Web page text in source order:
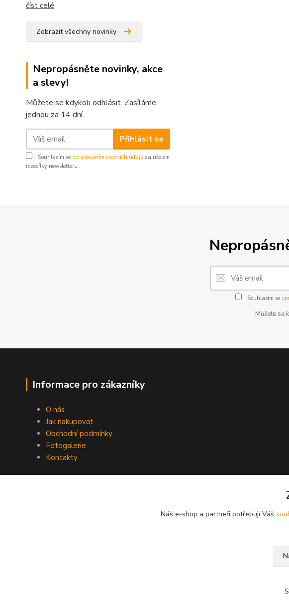
číst celé
Zobrazit všechny novinky
Nepropásněte novinky, akce
a slevy!
Můžete se kdykoli odhlásit. Zasíláme
jednou za 14 dní.
Přihlásit se
Souhlasím se zpracováním osobních údajů za účelem
rozesílky newsletteru.
Souhlasím se
Můžete se
Informace pro zákazníky
O nás
Jak nakupovat
Obchodní podmínky
Fotogalerie
Kontakty
Náš e-shop a partneři potřebují Váš